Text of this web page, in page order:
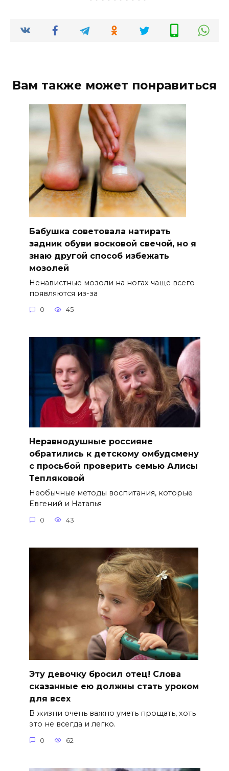
Вам также может понравиться
Бабушка советовала натирать
задник обуви восковой свечой, но я
знаю другой способ избежать
мозолей
Ненавистные мозоли на ногах чаще всего
появляются из-за
0 45
Неравнодушные россияне
обратились к детскому омбудсмену
с просьбой проверить семью Алисы
Тепляковой
Необычные методы воспитания, которые
Евгений и Наталья
0 43
Эту девочку бросил отец! Слова
сказанные ею должны стать уроком
для всех
В жизни очень важно уметь прощать, хоть
это не всегда и легко.
0 62